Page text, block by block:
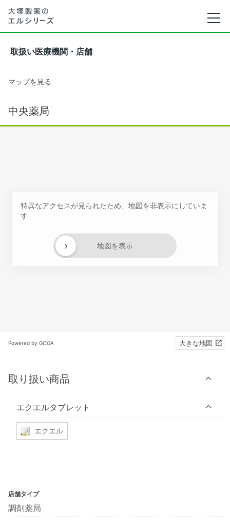
取扱い医療機関・店舗
マップを見る
中央薬局
特異なアクセスが見られたため、地図を非表示にしていま
す
地図を表示
›
Powered by GOGA 大きな地図
取り扱い商品
エクエルタブレット
エクエル
店舗タイプ
調剤薬局